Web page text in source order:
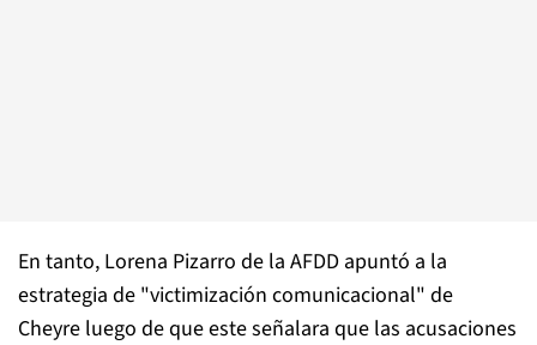
En tanto, Lorena Pizarro de la AFDD apuntó a la
estrategia de "victimización comunicacional" de
Cheyre luego de que este señalara que las acusaciones